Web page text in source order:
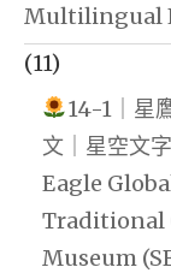
Multilingual
(11)
14-1｜星
文｜星空文
Eagle
Traditional
Museum